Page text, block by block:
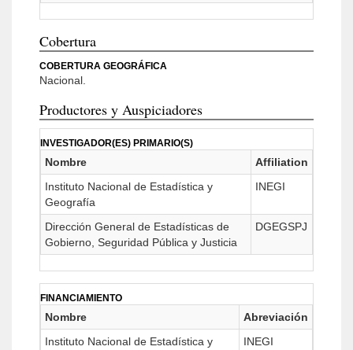
Cobertura
COBERTURA GEOGRÁFICA
Nacional.
Productores y Auspiciadores
INVESTIGADOR(ES) PRIMARIO(S)
Nombre
Affiliation
Instituto Nacional de Estadística y
Geografía
INEGI
Dirección General de Estadísticas de
Gobierno, Seguridad Pública y Justicia
DGEGSPJ
FINANCIAMIENTO
Nombre
Abreviación
Instituto Nacional de Estadística y
INEGI